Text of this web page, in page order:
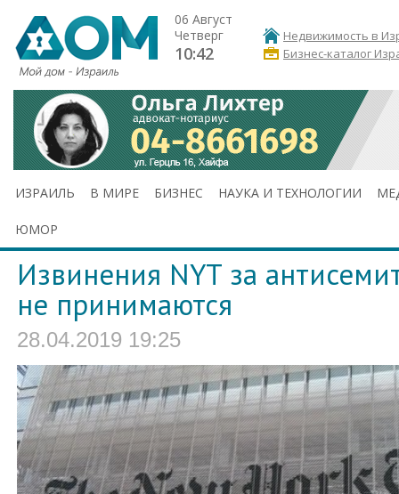
06 Август
Четверг
10:42
Недвижимость в
Бизнес-каталог
ИЗРАИЛЬ В МИРЕ БИЗНЕС НАУКА И ТЕХНОЛОГИИ
ЮМОР
Извинения NYT за
не принимаются
28.04.2019 19:25